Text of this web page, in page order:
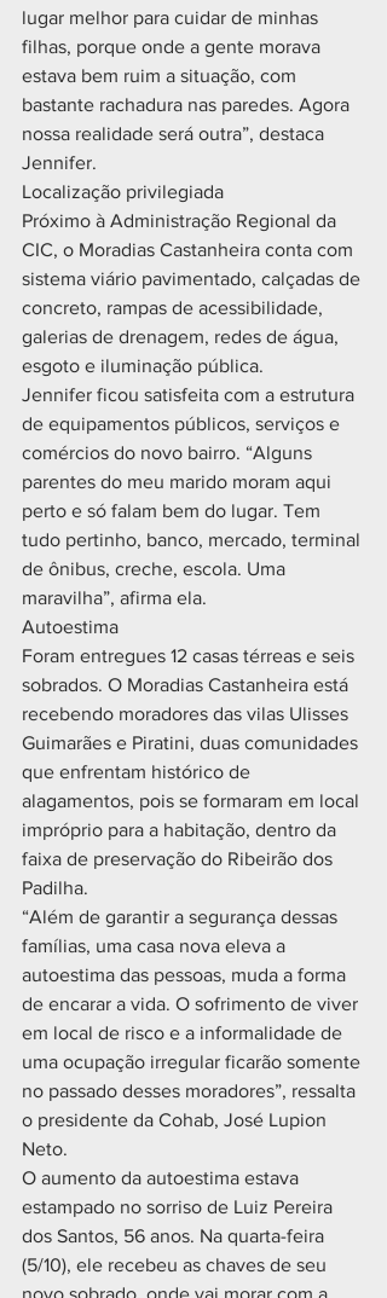
lugar melhor para cuidar de minhas
filhas, porque onde a gente morava
estava bem ruim a situação, com
bastante rachadura nas paredes. Agora
nossa realidade será outra”, destaca
Jennifer.
Localização privilegiada
Próximo à Administração Regional da
CIC, o Moradias Castanheira conta com
sistema viário pavimentado, calçadas de
concreto, rampas de acessibilidade,
galerias de drenagem, redes de água,
esgoto e iluminação pública.
Jennifer ficou satisfeita com a estrutura
de equipamentos públicos, serviços e
comércios do novo bairro. “Alguns
parentes do meu marido moram aqui
perto e só falam bem do lugar. Tem
tudo pertinho, banco, mercado, terminal
de ônibus, creche, escola. Uma
maravilha”, afirma ela.
Autoestima
Foram entregues 12 casas térreas e seis
sobrados. O Moradias Castanheira está
recebendo moradores das vilas Ulisses
Guimarães e Piratini, duas comunidades
que enfrentam histórico de
alagamentos, pois se formaram em local
impróprio para a habitação, dentro da
faixa de preservação do Ribeirão dos
Padilha.
“Além de garantir a segurança dessas
famílias, uma casa nova eleva a
autoestima das pessoas, muda a forma
de encarar a vida. O sofrimento de viver
em local de risco e a informalidade de
uma ocupação irregular ficarão somente
no passado desses moradores”, ressalta
o presidente da Cohab, José Lupion
Neto.
O aumento da autoestima estava
estampado no sorriso de Luiz Pereira
dos Santos, 56 anos. Na quarta-feira
(5/10), ele recebeu as chaves de seu
novo sobrado, onde vai morar com a